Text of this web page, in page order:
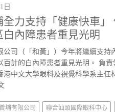
日
全力支持「健康快車
白內障患者重見光明
公司（「和黃」）今年將繼續支
百計的白內障患者重見光明。 負
港中文大學眼科及視覺科學系主
埔有限公司 聯合汕頭國際眼科中心